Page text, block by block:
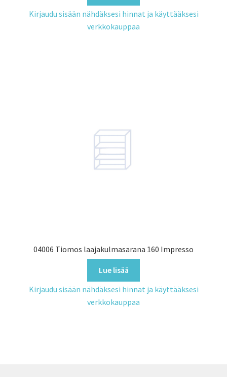
Kirjaudu sisään nähdäksesi hinnat ja käyttääksesi
verkkokauppaa
04006 Tiomos laajakulmasarana 160 Impresso
Lue lisää
Kirjaudu sisään nähdäksesi hinnat ja käyttääksesi
verkkokauppaa